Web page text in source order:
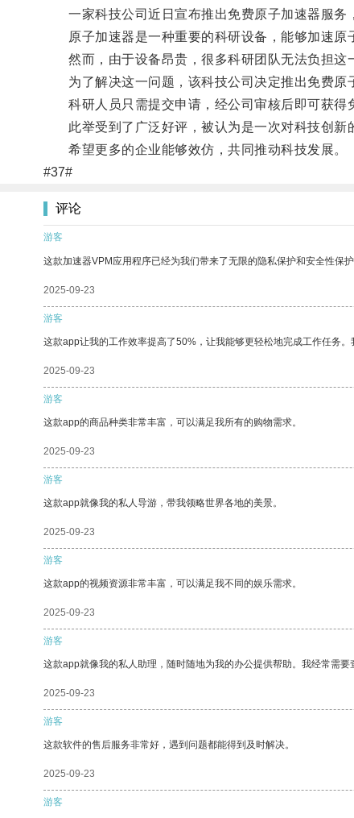
一家科技公司近日宣布推出免费原子加速器服务
原子加速器是一种重要的科研设备，能够加速原
然而，由于设备昂贵，很多科研团队无法负担这
为了解决这一问题，该科技公司决定推出免费原
科研人员只需提交申请，经公司审核后即可获得
此举受到了广泛好评，被认为是一次对科技创新
希望更多的企业能够效仿，共同推动科技发展。
#37#
评论
游客
这款加速器VPM应用程序已经为我们带来了无限的隐私保护和安全性保护
2025-09-23
游客
这款app让我的工作效率提高了50%，让我能够更轻松地完成工作任务
2025-09-23
游客
这款app的商品种类非常丰富，可以满足我所有的购物需求。
2025-09-23
游客
这款app就像我的私人导游，带我领略世界各地的美景。
2025-09-23
游客
这款app的视频资源非常丰富，可以满足我不同的娱乐需求。
2025-09-23
游客
这款app就像我的私人助理，随时随地为我的办公提供帮助。我经常需
2025-09-23
游客
这款软件的售后服务非常好，遇到问题都能得到及时解决。
2025-09-23
游客